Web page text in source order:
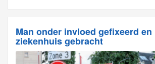
Man onder invloed gefixeerd en
ziekenhuis gebracht